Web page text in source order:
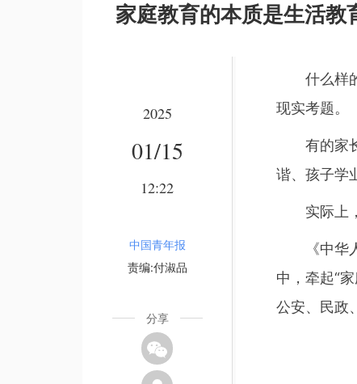
家庭教育的本质是生活教
2025
01/15
12:22
中国青年报
责编:付淑品
分享
什么样的
现实考题。
有的家长
谐、孩子学
实际上，
《中华人
中，牵起“
公安、民政